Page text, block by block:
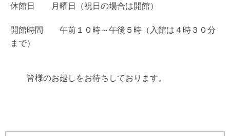
休館日 月曜日（祝日の場合は開館）
開館時間 午前１０時～午後５時（入館は４時３０分
まで）
皆様のお越しをお待ちしております。